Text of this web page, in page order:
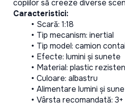
copiilor să creeze diverse
Caracteristici:
Scară: 1:18
Tip mecanism: inertial
Tip model: camion
Efecte: lumini și sunete
Material: plastic
Culoare: albastru
Alimentare lumini și
Vârsta recomandată: 3+